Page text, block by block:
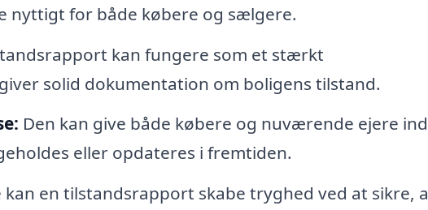
nyttigt for både købere og sælgere.
kan fungere som et stærkt
solid dokumentation om boligens tilstand.
Den kan give både købere og nuværende ejere
eller opdateres i fremtiden.
kan en tilstandsrapport skabe tryghed ved at sikre,